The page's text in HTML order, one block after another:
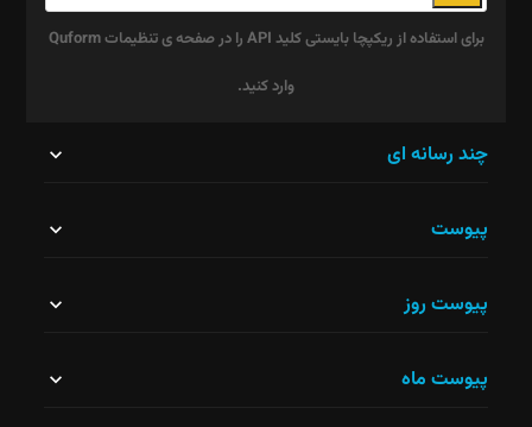
برای استفاده از ریکپچا بایستی کلید API را در صفحه ی تنظیمات Quform
وارد کنید.
نباید
شود.
چند رسانه ای
پیوست
پیوست روز
پیوست ماه